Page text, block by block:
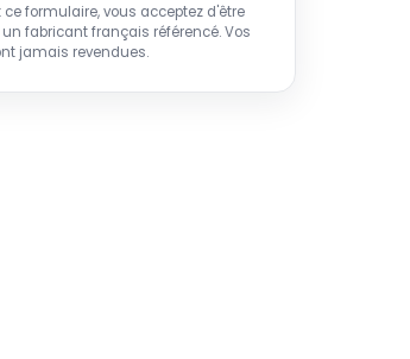
formulaire, vous acceptez d'être
fabricant français référencé. Vos
jamais revendues.